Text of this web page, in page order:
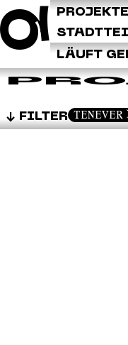
PROJEKTE
LÄUFT
FILTER TENEVER